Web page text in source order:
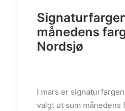
månedens
Nordsjø
I mars er
valgt ut som månedens